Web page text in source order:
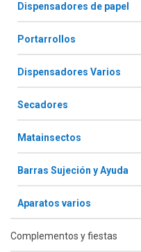
Dispensadores de papel
Portarrollos
Dispensadores Varios
Secadores
Matainsectos
Barras Sujeción y Ayuda
Aparatos varios
Complementos y fiestas